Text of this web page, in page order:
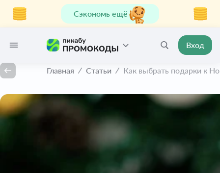
Сэкономь ещё
Вход
Главная Статьи Как выбрать подарки к